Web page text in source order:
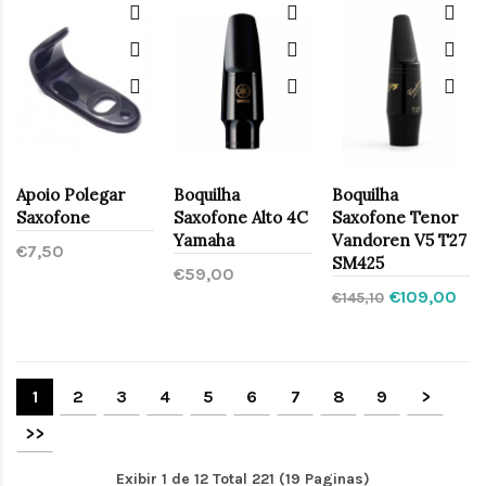
Apoio Polegar
Saxofone
€7,50
Boquilha
Saxofone Alto 4C
Yamaha
€59,00
Boquilha
Saxofone Tenor
Vandoren V5 T27
SM425
€145,10 €109,00
1 2 3 4 5 6 7 8 9
>
>>
Exibir 1 de 12 Total 221 (19 Paginas)